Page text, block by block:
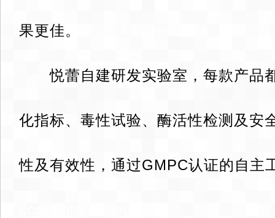
果更佳。
悦蕾自建研发实验室，每款产品
化指标、毒性试验、酶活性检测及安
性及有效性，通过GMPC认证的自主